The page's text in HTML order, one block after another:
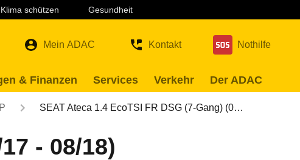
schützen Gesundheit
Mein ADAC Kontakt Nothilfe
& Finanzen Services Verkehr Der ADAC
SEAT Ateca 1.4 EcoTSI FR DSG (7-Gang) (0…
- 08/18)